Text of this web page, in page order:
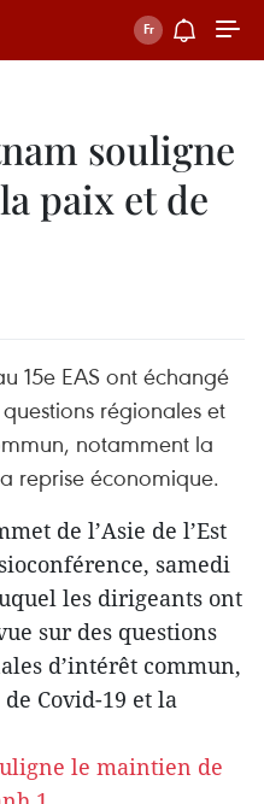
souligne
paix et de
15e EAS ont échangé
régionales et
notamment la
reprise économique.
de l’Asie de l’Est
samedi
les dirigeants ont
sur des questions
d’intérêt commun,
Covid-19 et la